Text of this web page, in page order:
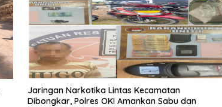
Jaringan Narkotika Lintas Kecamatan
Dibongkar, Polres OKI Amankan Sabu dan